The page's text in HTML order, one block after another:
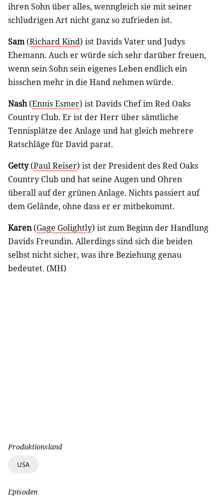
ihren Sohn über alles, wenngleich sie mit seiner
schludrigen Art nicht ganz so zufrieden ist.
Sam(Richard Kind) ist Davids Vater und Judys
Ehemann. Auch er würde sich sehr darüber freuen,
wenn sein Sohn sein eigenes Leben endlich ein
bisschen mehr in die Hand nehmen würde.
Nash(Ennis Esmer) ist Davids Chef im Red Oaks
Country Club. Er ist der Herr über sämtliche
Tennisplätze der Anlage und hat gleich mehrere
Ratschläge für David parat.
Getty(Paul Reiser) ist der President des Red Oaks
Country Club und hat seine Augen und Ohren
überall auf der grünen Anlage. Nichts passiert auf
dem Gelände, ohne dass er er mitbekommt.
Karen(Gage Golightly) ist zum Beginn der Handlung
Davids Freundin. Allerdings sind sich die beiden
selbst nicht sicher, was ihre Beziehung genau
bedeutet. (MH)
Produktionsland
USA
Episoden